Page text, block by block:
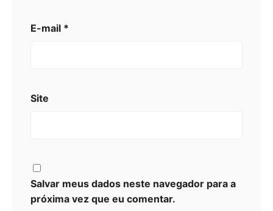
E-mail *
Site
Salvar meus dados neste navegador para a
próxima vez que eu comentar.